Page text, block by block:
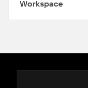
Workspace